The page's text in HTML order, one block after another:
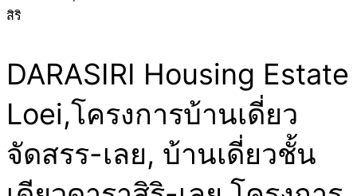
DARASIRI Housing Estate
Loei,โครงการบ้านเดี่ยว
จัดสรร-เลย, บ้านเดี่ยวชั้น